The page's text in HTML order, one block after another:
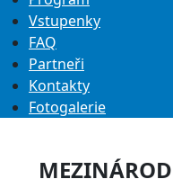
Vstupenky
FAQ
Partneři
Kontakty
Fotogalerie